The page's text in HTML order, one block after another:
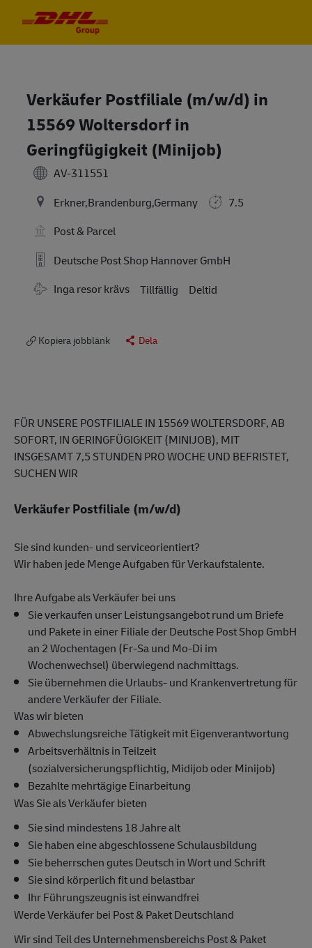
Verkäufer Postfiliale (m/w/d) in
15569 Woltersdorf in
Geringfügigkeit (Minijob)
AV-311551
Erkner,Brandenburg,Germany
7.5
Post & Parcel
Deutsche Post Shop Hannover GmbH
Travel Required
Inga resor krävs Tillfällig Deltid
Kopiera jobblänk Dela
FÜR UNSERE POSTFILIALE IN 15569 WOLTERSDORF, AB
SOFORT, IN GERINGFÜGIGKEIT (MINIJOB), MIT
INSGESAMT 7,5 STUNDEN PRO WOCHE UND BEFRISTET,
SUCHEN WIR
Verkäufer Postfiliale (m/w/d)
Sie sind kunden- und serviceorientiert?
Wir haben jede Menge Aufgaben für Verkaufstalente.
Ihre Aufgabe als Verkäufer bei uns
Sie verkaufen unser Leistungsangebot rund um Briefe
und Pakete in einer Filiale der Deutsche Post Shop GmbH
an 2 Wochentagen (Fr-Sa und Mo-Di im
Wochenwechsel) überwiegend nachmittags.
Sie übernehmen die Urlaubs- und Krankenvertretung für
andere Verkäufer der Filiale.
Was wir bieten
Abwechslungsreiche Tätigkeit mit Eigenverantwortung
Arbeitsverhältnis in Teilzeit
(sozialversicherungspflichtig, Midijob oder Minijob)
Bezahlte mehrtägige Einarbeitung
Was Sie als Verkäufer bieten
Sie sind mindestens 18 Jahre alt
Sie haben eine abgeschlossene Schulausbildung
Sie beherrschen gutes Deutsch in Wort und Schrift
Sie sind körperlich fit und belastbar
Ihr Führungszeugnis ist einwandfrei
Werde Verkäufer bei Post & Paket Deutschland
Wir sind Teil des Unternehmensbereichs Post & Paket